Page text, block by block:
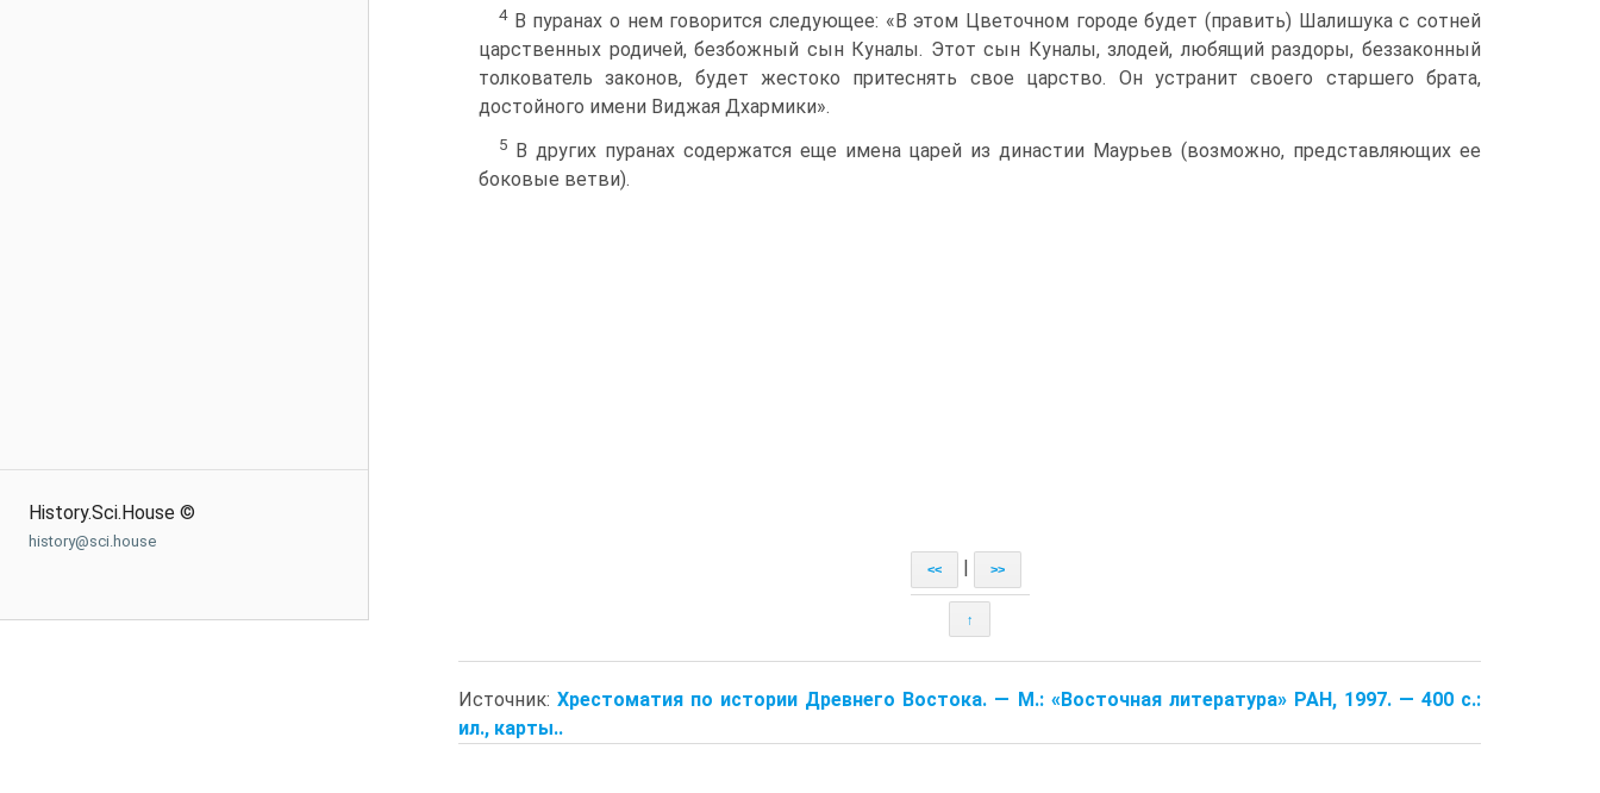
History.Sci.House ©
history@sci.house
4В пуранах о нем говорится следующее: «В этом Цветочном городе будет (пра­вить) Шалишука с сотней
царственных родичей, безбожный сын Куналы. Этот сын Куналы, злодей, любящий раздоры, беззаконный
толкователь законов, будет жестоко притеснять свое царство. Он устранит своего старшего брата,
достойного имени Вид­жая Дхармики».
5
В других пуранах содержатся еще имена царей из династии Маурьев (воз­можно, представляющих ее
боковые ветви).
<< >>
↑
Источник:Хрестоматия по истории Древнего Востока. — M.: «Восточная литература» РАН, 1997. — 400 с.:
ил., карты..